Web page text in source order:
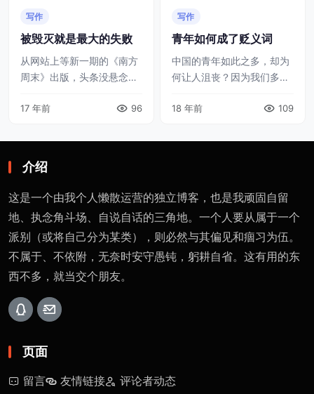
知从哪天起，颠沛 ...
写作
被毁灭就是最大的失败
从网站上等新一期的《南方
周末》出版，头条没悬念
元：她的路为何越走越
张帖子，我就基本可以确
定，以这样的传播速度，这
篇 ...
17 年前 96
写作
青年如何成了贬义词
中国的青年如此之多，却为
何让人沮丧？因为我们多得
多得常常对同根兄弟冷嘲热
人。 青年们，孱弱的丢下爸
18 年前 109
介绍
这是一个由我个人懒散运营的独立博客，也是我顽固自留
地、执念角斗场、自说自话的三角地。一个人要从属于一个
派别（或将自己分为某类），则必然与其偏见和痼习为伍。
不属于、不依附，无奈时安守愚钝，躬耕自省。这有用的东
西不多，就当交个朋友。
页面
留言 友情链接 评论者动态